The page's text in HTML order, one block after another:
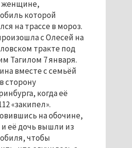
женщине,
которой
на трассе в мороз.
с Олесей на
тракте под
Тагилом 7 января.
вместе с семьёй
сторону
когда её
«закипел».
на обочине,
её дочь вышли из
чтобы